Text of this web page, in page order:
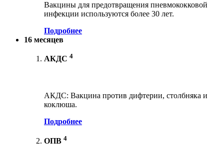
Вакцины для предотвращения пневмококковой
инфекции используются более 30 лет.
Подробнее
16 месяцев
АКДС 4
АКДС: Вакцина против дифтерии, столбняка и
коклюша.
Подробнее
ОПВ 4